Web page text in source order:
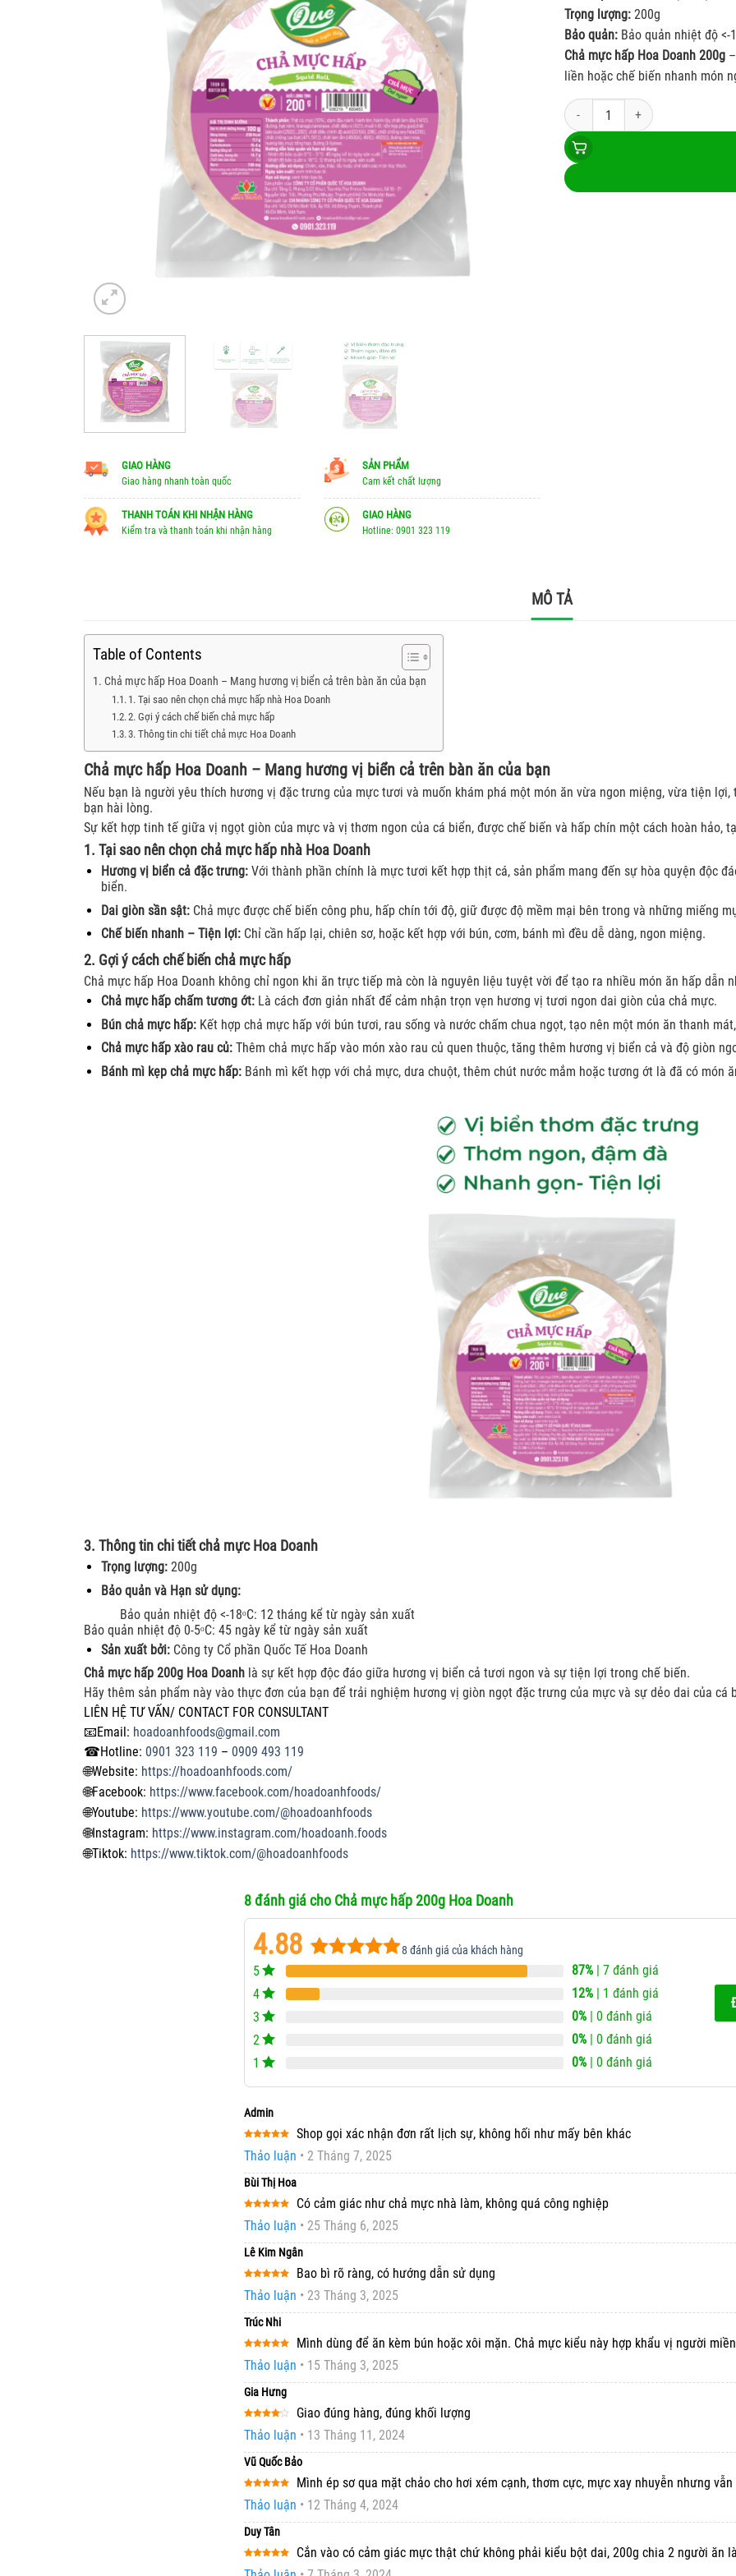
GIAO HÀNG
Giao hàng nhanh toàn quốc
SẢN PHẨM
Cam kết chất lượng
THANH TOÁN KHI NHẬN HÀNG
Kiểm tra và thanh toán khi nhận hàng
GIAO HÀNG
Hotline: 0901 323 119
Trọng lượng: 200g
Bảo quản: Bảo quản nhiệt độ <-
Chả mực hấp Hoa Doanh 200g
liền hoặc chế biến nhanh món
Chả mực hấp 200g Hoa Doanh số
MÔ TẢ
Table of Contents
Chả mực hấp Hoa Doanh – Mang hương vị biển cả trên bàn ăn của bạn
1. Tại sao nên chọn chả mực hấp nhà Hoa Doanh
2. Gợi ý cách chế biến chả mực hấp
3. Thông tin chi tiết chả mực Hoa Doanh
Chả mực hấp Hoa Doanh – Mang hương vị biển cả trên bàn ăn của bạn
Nếu bạn là người yêu thích hương vị đặc trưng của mực tươi và muốn khám phá một món ăn vừa ngon miệng, vừa tiện
bạn hài lòng.
Sự kết hợp tinh tế giữa vị ngọt giòn của mực và vị thơm ngon của cá biển, được chế biến và hấp chín một cách hoàn hảo,
1. Tại sao nên chọn chả mực hấp nhà Hoa Doanh
Hương vị biển cả đặc trưng: Với thành phần chính là mực tươi kết hợp thịt cá, sản phẩm mang đến sự hòa quyện độc
biển.
Dai giòn sần sật:Chả mực được chế biến công phu, hấp chín tới độ, giữ được độ mềm mại bên trong và những miếng
Chế biến nhanh – Tiện lợi:Chỉ cần hấp lại, chiên sơ, hoặc kết hợp với bún, cơm, bánh mì đều dễ dàng, ngon miệng.
2. Gợi ý cách chế biến chả mực hấp
Chả mực hấp Hoa Doanh không chỉ ngon khi ăn trực tiếp mà còn là nguyên liệu tuyệt vời để tạo ra nhiều món ăn hấp dẫn
Chả mực hấp chấm tương ớt:Là cách đơn giản nhất để cảm nhận trọn vẹn hương vị tươi ngon dai giòn của chả mực.
Bún chả mực hấp:Kết hợp chả mực hấp với bún tươi, rau sống và nước chấm chua ngọt, tạo nên một món ăn thanh
Chả mực hấp xào rau củ:Thêm chả mực hấp vào món xào rau củ quen thuộc, tăng thêm hương vị biển cả và độ giòn
Bánh mì kẹp chả mực hấp: Bánh mì kết hợp với chả mực, dưa chuột, thêm chút nước mắm hoặc tương ớt là đã có món
3. Thông tin chi tiết chả mực Hoa Doanh
Trọng lượng: 200g
Bảo quản và Hạn sử dụng:
Bảo quản nhiệt độ <-18ᵒC: 12 tháng kể từ ngày sản xuất
Bảo quản nhiệt độ 0-5ᵒC: 45 ngày kể từ ngày sản xuất
Sản xuất bởi: Công ty Cổ phần Quốc Tế Hoa Doanh
Chả mực hấp 200g Hoa Doanh là sự kết hợp độc đáo giữa hương vị biển cả tươi ngon và sự tiện lợi trong chế biến.
Hãy thêm sản phẩm này vào thực đơn của bạn để trải nghiệm hương vị giòn ngọt đặc trưng của mực và sự dẻo dai của cá
LIÊN HỆ TƯ VẤN/ CONTACT FOR CONSULTANT
📧Email: hoadoanhfoods@gmail.com
☎Hotline: 0901 323 119 – 0909 493 119
🌐Website: https://hoadoanhfoods.com/
🌐Facebook: https://www.facebook.com/hoadoanhfoods/
🌐Youtube: https://www.youtube.com/@hoadoanhfoods
🌐Instagram: https://www.instagram.com/hoadoanh.foods
🌐Tiktok: https://www.tiktok.com/@hoadoanhfoods
8 đánh giá cho Chả mực hấp 200g Hoa Doanh
4.88
dựa trên
8 đánh giá của khách hàng
5 87% | 7 đánh giá
4
12% | 1 đánh giá
3
0% | 0 đánh giá
2
0% | 0 đánh giá
1
0% | 0 đánh giá
Admin
hạng5
Shop gọi xác nhận đơn rất lịch sự, không hối như mấy bên khác
Thảo luận • 2 Tháng 7, 2025
Bùi Thị Hoa
hạng5
Có cảm giác như chả mực nhà làm, không quá công nghiệp
Thảo luận • 25 Tháng 6, 2025
Lê Kim Ngân
hạng5
Bao bì rõ ràng, có hướng dẫn sử dụng
Thảo luận • 23 Tháng 3, 2025
Trúc Nhi
hạng5
Mình dùng để ăn kèm bún hoặc xôi mặn. Chả mực kiểu này hợp khẩu vị người
Thảo luận • 15 Tháng 3, 2025
Gia Hưng
xếp
5 sao
Giao đúng hàng, đúng khối lượng
Thảo luận • 13 Tháng 11, 2024
Vũ Quốc Bảo
hạng5
Mình ép sơ qua mặt chảo cho hơi xém cạnh, thơm cực, mực xay nhuyễn nhưng
Thảo luận • 12 Tháng 4, 2024
Duy Tân
Cắn vào có cảm giác mực thật chứ không phải kiểu bột dai, 200g chia 2 người ăn